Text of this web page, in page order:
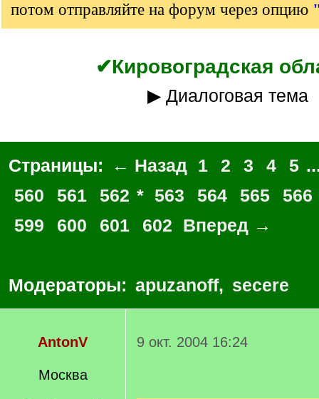
потом отправляйте на форум через опцию
✔Кировоградская
▶ Диалоговая тема
Страницы: ← Назад 1 2 3 4 5
560
561 562 * 563 564 565 566
599
600 601 602 Вперед →
Модераторы: apuzanoff, secere
AntonV
Москва
9 окт. 2004 16:24